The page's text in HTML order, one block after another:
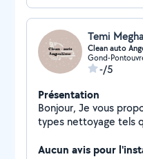
Temi
Clean auto
Gond-
-/5
Présentation
Bonjour, Je vous propose mes services pour plusieurs
types nettoyage tels que : - Les Sièges et
jaunissement des
Aucun avis pour